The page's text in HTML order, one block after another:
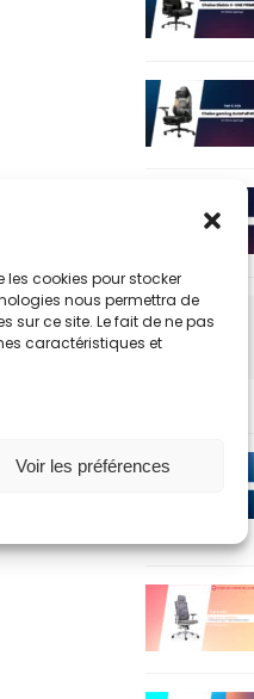
les cookies pour stocker
nous permettra de
sur ce site. Le fait de ne pas
caractéristiques et
Voir les préférences